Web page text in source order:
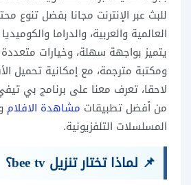
للبث عبر الإنترنت مجانا بفضل تنوع
العالمية والعربية، والدراما
يتميز بواجهة سهلة، وخيارات متعددة
ومكتبة مترجمة، مع إمكانية تحميل
من أفضل تطبيقات مشاهدة الافلام
المسلسلات التلفزيونية.
📌 لماذا تختار تنزيل bee tv؟